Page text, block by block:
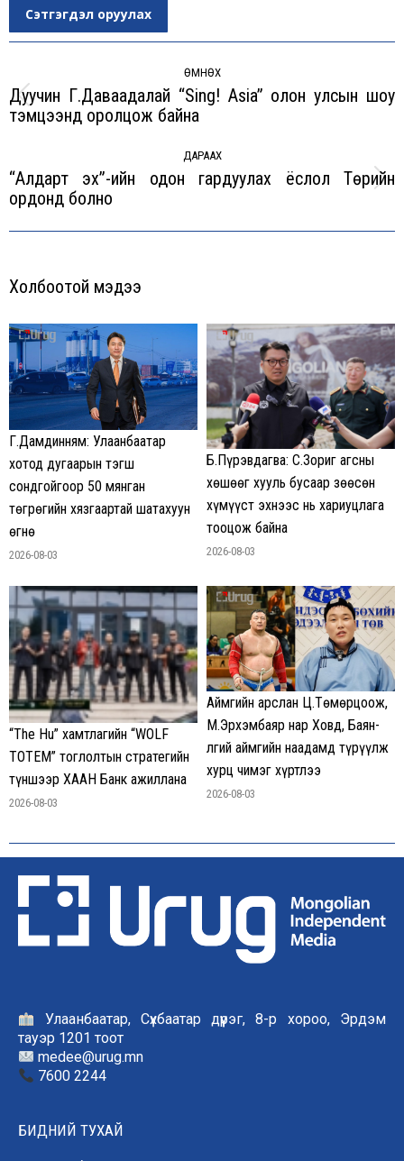
Сэтгэгдэл оруулах
navigation
ӨМНӨХ
Previous
Дуучин Г.Даваадалай “Sing! Asia” олон улсын шоу
тэмцээнд оролцож байна
ДАРААХ
Next
“Алдарт эх”-ийн одон гардуулах ёслол Төрийн
ордонд болно
Холбоотой мэдээ
Г.Дамдинням: Улаанбаатар
хотод дугаарын тэгш
сондгойгоор 50 мянган
төгрөгийн хязгаартай шатахуун
өгнө
2026-08-03
Б.Пүрэвдагва: С.Зориг агсны
хөшөөг хууль бусаар зөөсөн
хүмүүст эхнээс нь хариуцлага
тооцож байна
2026-08-03
“The Hu” хамтлагийн “WOLF
TOTEM” тоглолтын стратегийн
түншээр ХААН Банк ажиллана
2026-08-03
Аймгийн арслан Ц.Төмөрцоож,
М.Эрхэмбаяр нар Ховд, Баян-
Өлгий аймгийн наадамд түрүүлж
хурц чимэг хүртлээ
2026-08-03
Улаанбаатар, Сүхбаатар дүүрэг, 8-р хороо, Эрдэм
тауэр 1201 тоот
medee@urug.mn
7600 2244
БИДНИЙ ТУХАЙ